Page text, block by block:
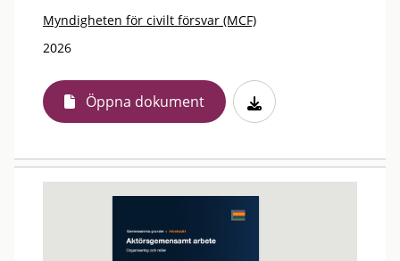
Myndigheten för civilt försvar (MCF)
2026
Öppna dokument